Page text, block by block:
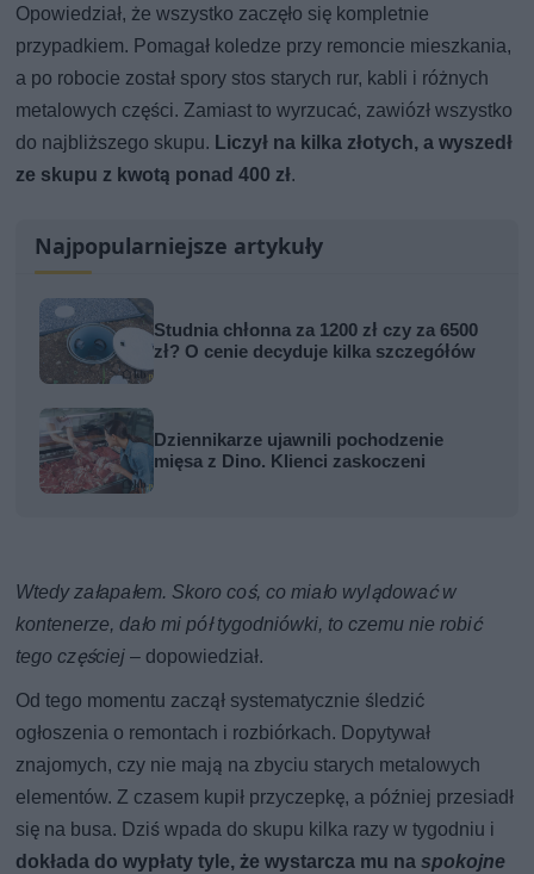
Opowiedział, że wszystko zaczęło się kompletnie
przypadkiem. Pomagał koledze przy remoncie mieszkania,
a po robocie został spory stos starych rur, kabli i różnych
metalowych części. Zamiast to wyrzucać, zawiózł wszystko
do najbliższego skupu. Liczył na kilka złotych, a wyszedł
ze skupu z kwotą ponad 400 zł.
Najpopularniejsze artykuły
Studnia chłonna za 1200 zł czy za 6500
zł? O cenie decyduje kilka szczegółów
Dziennikarze ujawnili pochodzenie
mięsa z Dino. Klienci zaskoczeni
Wtedy załapałem. Skoro coś, co miało wylądować w
kontenerze, dało mi pół tygodniówki, to czemu nie robić
tego częściej – dopowiedział.
Od tego momentu zaczął systematycznie śledzić
ogłoszenia o remontach i rozbiórkach. Dopytywał
znajomych, czy nie mają na zbyciu starych metalowych
elementów. Z czasem kupił przyczepkę, a później przesiadł
się na busa. Dziś wpada do skupu kilka razy w tygodniu i
dokłada do wypłaty tyle, że wystarcza mu naspokojne